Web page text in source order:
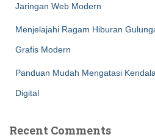
Jaringan Web Modern
Menjelajahi Ragam Hiburan
Grafis Modern
Panduan Mudah Mengatasi
Digital
Recent Comments